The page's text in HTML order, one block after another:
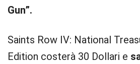
Gun”.
Saints Row IV: National
Edition costerà 30 Dollari e